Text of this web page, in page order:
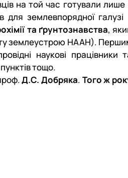
на той час готували лише
для землевпорядної галузі
та ґрунтознавства,
землеустрою НААН).
наукові працівники
тощо.
Д.С. Добряка. Того ж